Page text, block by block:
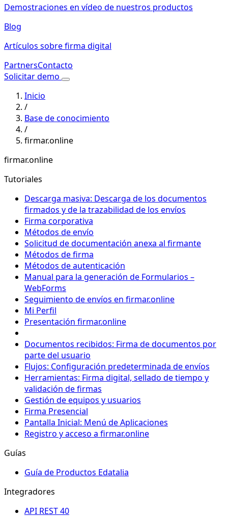
Demostraciones en vídeo de nuestros productos
Blog
Artículos sobre firma digital
PartnersContacto
Solicitar demo
Inicio
/
Base de conocimiento
/
firmar.online
firmar.online
Tutoriales
Descarga masiva: Descarga de los documentos
firmados y de la trazabilidad de los envíos
Firma corporativa
Métodos de envío
Solicitud de documentación anexa al firmante
Métodos de firma
Métodos de autenticación
Manual para la generación de Formularios –
WebForms
Seguimiento de envíos en firmar.online
Mi Perfil
Presentación firmar.online
Documentos recibidos: Firma de documentos por
parte del usuario
Flujos: Configuración predeterminada de envíos
Herramientas: Firma digital, sellado de tiempo y
validación de firmas
Gestión de equipos y usuarios
Firma Presencial
Pantalla Inicial: Menú de Aplicaciones
Registro y acceso a firmar.online
Guías
Guía de Productos Edatalia
Integradores
API REST 40